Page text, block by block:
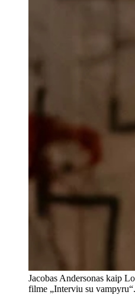
Jacobas Andersonas kaip
filme „Interviu su vampyru“.